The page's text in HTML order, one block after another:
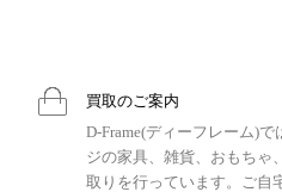
買取のご案内
D-Frame(ディーフレーム)
ジの家具、雑貨、おもちゃ
取りを行っています。ご自